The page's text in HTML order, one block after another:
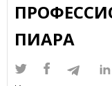
ПИАРА